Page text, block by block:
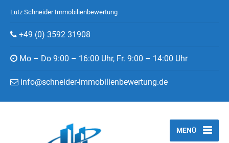
Lutz Schneider Immobilienbewertung
+49 (0) 3592 31908
Mo – Do 9:00 – 16:00 Uhr, Fr. 9:00 – 14:00 Uhr
info@schneider-immobilienbewertung.de
MENÜ